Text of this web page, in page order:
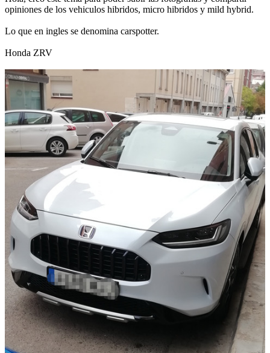
opiniones de los vehiculos hibridos, micro hibridos y mild hybrid.
Lo que en ingles se denomina carspotter.
Honda ZRV